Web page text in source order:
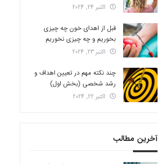
اکتبر 24, 2024
قبل از اهدای خون چه چیزی
بخوریم و چه چیزی نخوریم
اکتبر 23, 2024
چند نکته مهم در تعیین اهداف و
رشد شخصی (بخش اول)
اکتبر 22, 2024
آخرین مطالب